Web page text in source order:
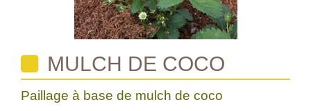
MULCH DE COCO
Paillage à base de mulch de coco